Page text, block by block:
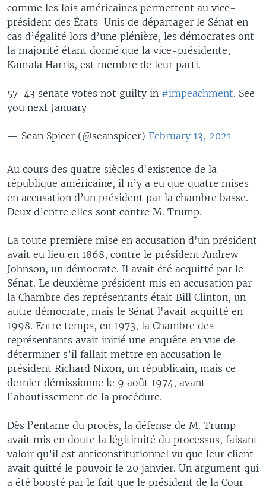
comme les lois américaines permettent au vice-
président des États-Unis de départager le Sénat en
cas d’égalité lors d’une plénière, les démocrates ont
la majorité étant donné que la vice-présidente,
Kamala Harris, est membre de leur parti.
57-43 senate votes not guilty in #impeachment. See
you next January
— Sean Spicer (@seanspicer) February 13, 2021
Au cours des quatre siècles d'existence de la
république américaine, il n’y a eu que quatre mises
en accusation d’un président par la chambre basse.
Deux d’entre elles sont contre M. Trump.
La toute première mise en accusation d'un président
avait eu lieu en 1868, contre le président Andrew
Johnson, un démocrate. Il avait été acquitté par le
Sénat. Le deuxième président mis en accusation par
la Chambre des représentants était Bill Clinton, un
autre démocrate, mais le Sénat l'avait acquitté en
1998. Entre temps, en 1973, la Chambre des
représentants avait initié une enquête en vue de
déterminer s’il fallait mettre en accusation le
président Richard Nixon, un républicain, mais ce
dernier démissionne le 9 août 1974, avant
l’aboutissement de la procédure.
Dès l’entame du procès, la défense de M. Trump
avait mis en doute la légitimité du processus, faisant
valoir qu’il est anticonstitutionnel vu que leur client
avait quitté le pouvoir le 20 janvier. Un argument qui
a été boosté par le fait que le président de la Cour